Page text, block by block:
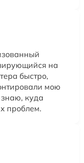
на
быстро,
мою
куда
проблем.